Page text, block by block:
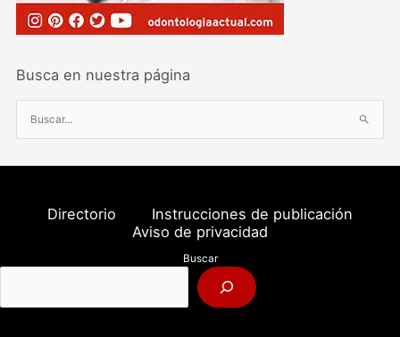
Busca en nuestra página
u
s
o
:
Directorio
Instrucciones de publicación
Aviso de privacidad
Buscar